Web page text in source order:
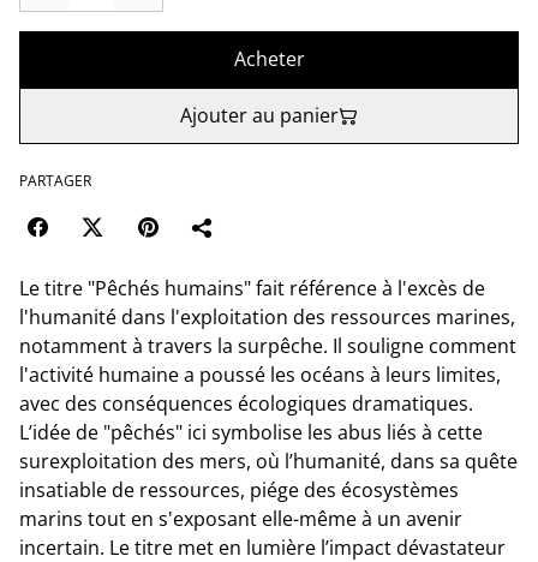
Acheter
Ajouter au panier
PARTAGER
Le titre "Pêchés humains" fait référence à l'excès de
l'humanité dans l'exploitation des ressources marines,
notamment à travers la surpêche. Il souligne comment
l'activité humaine a poussé les océans à leurs limites,
avec des conséquences écologiques dramatiques.
L’idée de "pêchés" ici symbolise les abus liés à cette
surexploitation des mers, où l’humanité, dans sa quête
insatiable de ressources, piége des écosystèmes
marins tout en s'exposant elle-même à un avenir
incertain. Le titre met en lumière l’impact dévastateur